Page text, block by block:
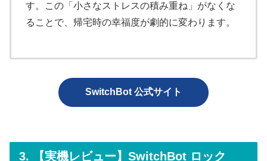
す。この「小さなストレスの積み重ね」がなくな
ることで、帰宅時の幸福度が劇的に変わります。
SwitchBot 公式サイト
3. 【実機レビュー】SwitchBot ロック